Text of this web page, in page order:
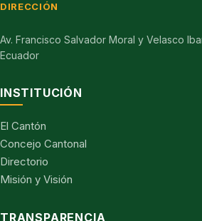
DIRECCIÓN
Av. Francisco Salvador Moral y Velasco
Ecuador
INSTITUCIÓN
El Cantón
Concejo Cantonal
Directorio
Misión y Visión
TRANSPARENCIA